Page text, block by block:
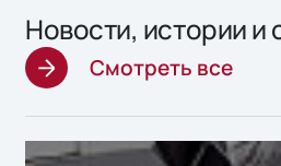
Новости, истории и
Смотреть все